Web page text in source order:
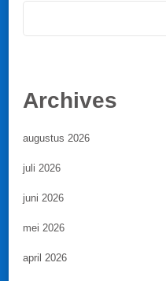
Archives
augustus 2026
juli 2026
juni 2026
mei 2026
april 2026